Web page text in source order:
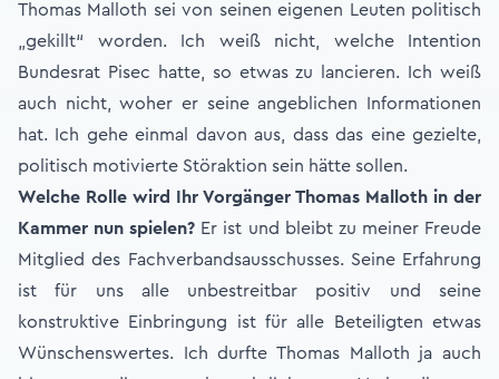
Thomas Malloth sei von seinen eigenen Leuten politisch
„gekillt“ worden. Ich weiß nicht, welche Intention
Bundesrat Pisec hatte, so etwas zu lancieren. Ich weiß
auch nicht, woher er seine angeblichen Informationen
hat. Ich gehe einmal davon aus, dass das eine gezielte,
politisch motivierte Störaktion sein hätte sollen.
Welche Rolle wird Ihr Vorgänger Thomas Malloth in der
Kammer nun spielen? Er ist und bleibt zu meiner Freude
Mitglied des Fachverbandsausschusses. Seine Erfahrung
ist für uns alle unbestreitbar positiv und seine
konstruktive Einbringung ist für alle Beteiligten etwas
Wünschenswertes. Ich durfte Thomas Malloth ja auch